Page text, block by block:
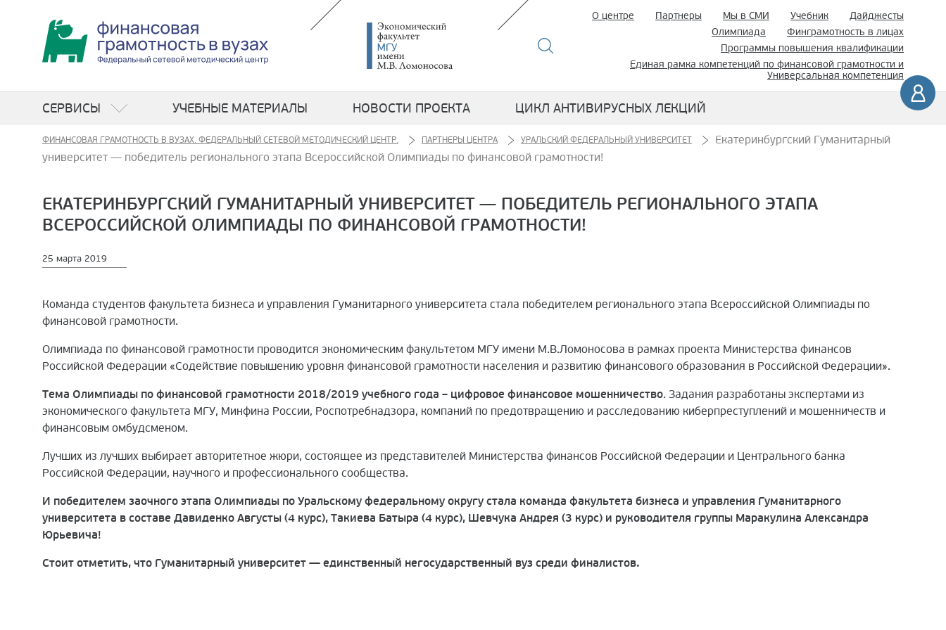
О центре Партнеры Мы в СМИ Учебник
Дайджесты
Олимпиада
Финграмотность в лицах
Программы повышения квалификации
Единая рамка компетенций по финансовой грамотности и
Универсальная компетенция
СЕРВИСЫ УЧЕБНЫЕ МАТЕРИАЛЫ НОВОСТИ ПРОЕКТА ЦИКЛ АНТИВИРУСНЫХ ЛЕКЦИЙ
ФИНАНСОВАЯ ГРАМОТНОСТЬ В ВУЗАХ. ФЕДЕРАЛЬНЫЙ СЕТЕВОЙ МЕТОДИЧЕСКИЙ ЦЕНТР. ПАРТНЕРЫ ЦЕНТРА УРАЛЬСКИЙ ФЕДЕРАЛЬНЫЙ УНИВЕРСИТЕТ
Екатеринбургский Гуманитарный
университет — победитель регионального этапа Всероссийской Олимпиады по финансовой грамотности!
ЕКАТЕРИНБУРГСКИЙ ГУМАНИТАРНЫЙ УНИВЕРСИТЕТ — ПОБЕДИТЕЛЬ РЕГИОНАЛЬНОГО ЭТАПА
ВСЕРОССИЙСКОЙ ОЛИМПИАДЫ ПО ФИНАНСОВОЙ ГРАМОТНОСТИ!
25 марта 2019
Команда студентов факультета бизнеса и управления Гуманитарного университета стала победителем регионального этапа Всероссийской Олимпиады по
финансовой грамотности.
Олимпиада по финансовой грамотности проводится экономическим факультетом МГУ имени М.В.Ломоносова в рамках проекта Министерства финансов
Российской Федерации «Содействие повышению уровня финансовой грамотности населения и развитию финансового образования в Российской Федерации».
Тема Олимпиады по финансовой грамотности 2018/2019 учебного года – цифровое финансовое мошенничество. Задания разработаны экспертами из
экономического факультета МГУ, Минфина России, Роспотребнадзора, компаний по предотвращению и расследованию киберпреступлений и мошенничеств и
финансовым омбудсменом.
Лучших из лучших выбирает авторитетное жюри, состоящее из представителей Министерства финансов Российской Федерации и Центрального банка
Российской Федерации, научного и профессионального сообщества.
И победителем заочного этапа Олимпиады по Уральскому федеральному округу стала команда факультета бизнеса и управления Гуманитарного
университета в составе Давиденко Августы (4 курс), Такиева Батыра (4 курс), Шевчука Андрея (3 курс) и руководителя группы Маракулина Александра
Юрьевича!
Стоит отметить, что Гуманитарный университет — единственный негосударственный вуз среди финалистов.